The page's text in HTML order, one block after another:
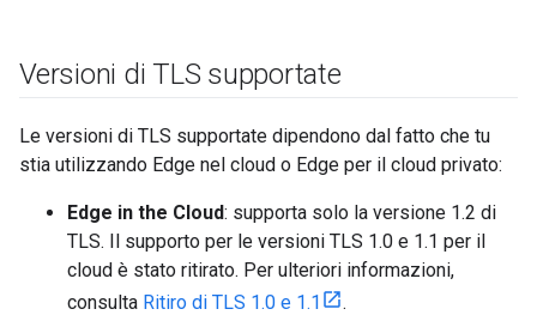
Versioni di TLS supportate
Le versioni di TLS supportate dipendono dal fatto che tu
stia utilizzando Edge nel cloud o Edge per il cloud privato:
Edge in the Cloud: supporta solo la versione 1.2 di
TLS. Il supporto per le versioni TLS 1.0 e 1.1 per il
cloud è stato ritirato. Per ulteriori informazioni,
consulta Ritiro di TLS 1.0 e 1.1
.